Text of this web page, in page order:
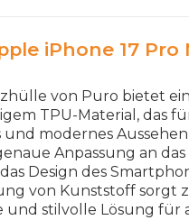
iPhone 17
von Puro bietet
TPU-Material, das
modernes
Anpassung an
Design des
von Kunststoff sorgt
und stilvolle Lösung für